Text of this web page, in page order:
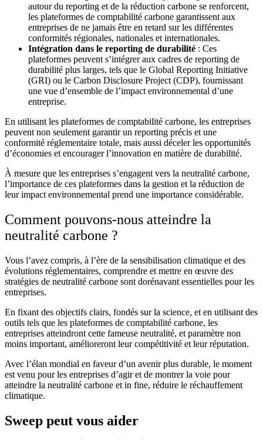
autour du reporting et de la réduction carbone se renforcent,
les plateformes de comptabilité carbone garantissent aux
entreprises de ne jamais être en retard sur les différentes
conformités régionales, nationales et internationales.
Intégration dans le reporting de durabilité : Ces
plateformes peuvent s’intégrer aux cadres de reporting de
durabilité plus larges, tels que le Global Reporting Initiative
(GRI) ou le Carbon Disclosure Project (CDP), fournissant
une vue d’ensemble de l’impact environnemental d’une
entreprise.
En utilisant les plateformes de comptabilité carbone, les entreprises
peuvent non seulement garantir un reporting précis et une
conformité réglementaire totale, mais aussi déceler les opportunités
d’économies et encourager l’innovation en matière de durabilité.
À mesure que les entreprises s’engagent vers la neutralité carbone,
l’importance de ces plateformes dans la gestion et la réduction de
leur impact environnemental prend une importance considérable.
Comment pouvons-nous atteindre la
neutralité carbone ?
Vous l’avez compris, à l’ère de la sensibilisation climatique et des
évolutions réglementaires, comprendre et mettre en œuvre des
stratégies de neutralité carbone sont dorénavant essentielles pour les
entreprises.
En fixant des objectifs clairs, fondés sur la science, et en utilisant des
outils tels que les plateformes de comptabilité carbone, les
entreprises atteindront cette fameuse neutralité, et paramètre non
moins important, amélioreront leur compétitivité et leur réputation.
Avec l’élan mondial en faveur d’un avenir plus durable, le moment
est venu pour les entreprises d’agir et de montrer la voie pour
atteindre la neutralité carbone et in fine, réduire le réchauffement
climatique.
Sweep peut vous aider